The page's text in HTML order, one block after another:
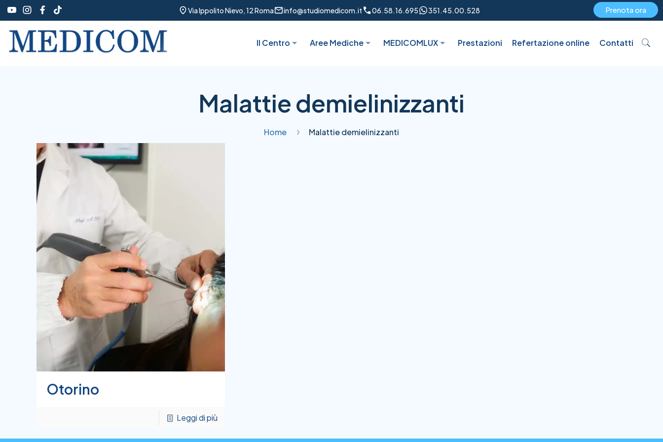
Via Ippolito Nievo, 12 Roma info@studiomedicom.it 06.58.16.695 351.45.00.528 Prenota ora
Il Centro Aree Mediche MEDICOMLUX Prestazioni Refertazione online Contatti
Malattie demielinizzanti
Home Malattie demielinizzanti
Otorino
Leggi di più